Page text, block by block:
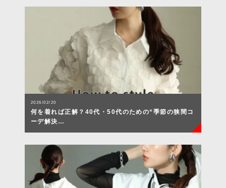
2026/02/20
何を着れば正解？40代・50代のための“季節の狭間コ
ーデ解決…